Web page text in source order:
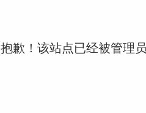
抱歉！该站点已经被管理